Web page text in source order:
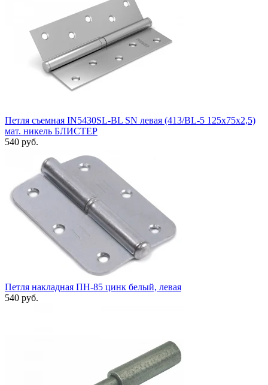
Петля съемная IN5430SL-BL SN левая (413/BL-5 125x75x2,5)
мат. никель БЛИСТЕР
540 руб.
Петля накладная ПН-85 цинк белый, левая
540 руб.